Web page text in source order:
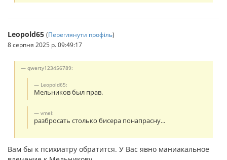
Leopold65 (Переглянути профіль)
8 серпня 2025 р. 09:49:17
qwerty123456789:
Leopold65:
Мельников был прав.
vmel:
разбросать столько бисера понапрасну...
Вам бы к психиатру обратится. У Вас явно маниакальное